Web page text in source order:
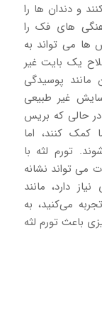
و دندان ها را
های فک را
ها می تواند به
یک بایت غیر
پوسیدگی
غیر طبیعی
حالی که بریس
کنند، اما
تورم لثه با
می تواند نشانه
دارد، مانند
می‌کنید، به
باعث تورم لثه